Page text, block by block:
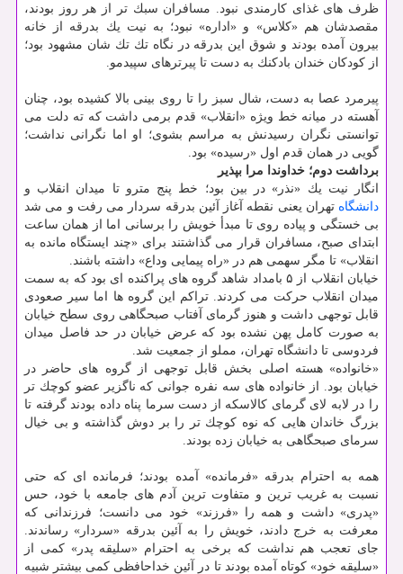
ظرف های غذای كارمندی نبود. مسافران سبك تر از هر روز بودند،
مقصدشان هم «كلاس» و «اداره» نبود؛ به نیت یك بدرقه از خانه
بیرون آمده بودند و شوق این بدرقه در نگاه تك تك شان مشهود بود؛
از كودكان خندان بادكنك به دست تا پیرترهای سپیدمو.
پیرمرد عصا به دست، شال سبز را تا روی بینی بالا كشیده بود، چنان
آهسته در میانه خط ویژه «انقلاب» قدم برمی داشت كه ته دلت می
توانستی نگران رسیدنش به مراسم بشوی؛ او اما نگرانی نداشت؛
گویی در همان قدم اول «رسیده» بود.
برداشت دوم؛ خداوندا مرا بپذیر
انگار نیت یك «نذر» در بین بود؛ خط پنج مترو تا میدان انقلاب و
دانشگاه تهران یعنی نقطه آغاز آئین بدرقه سردار می رفت و می شد
بی خستگی و پیاده روی تا مبدأ خویش را برسانی اما از همان ساعت
ابتدای صبح، مسافران قرار می گذاشتند برای «چند ایستگاه مانده به
انقلاب» تا مگر سهمی هم در «راه پیمایی وداع» داشته باشند.
خیابان انقلاب از ۵ بامداد شاهد گروه های پراكنده ای بود كه به سمت
میدان انقلاب حركت می كردند. تراكم این گروه ها اما سیر صعودی
قابل توجهی داشت و هنوز گرمای آفتاب صبحگاهی روی سطح خیابان
به صورت كامل پهن نشده بود كه عرض خیابان در حد فاصل میدان
فردوسی تا دانشگاه تهران، مملو از جمعیت شد.
«خانواده» هسته اصلی بخش قابل توجهی از گروه های حاضر در
خیابان بود. از خانواده های سه نفره جوانی كه ناگزیر عضو كوچك تر
را در لابه لای گرمای كالاسكه از دست سرما پناه داده بودند گرفته تا
بزرگ خاندان هایی كه نوه كوچك تر را بر دوش گذاشته و بی خیال
سرمای صبحگاهی به خیابان زده بودند.
همه به احترام بدرقه «فرمانده» آمده بودند؛ فرمانده ای كه حتی
نسبت به غریب ترین و متفاوت ترین آدم های جامعه با خود، حس
«پدری» داشت و همه را «فرزند» خود می دانست؛ فرزندانی كه
معرفت به خرج دادند، خویش را به آئین بدرقه «سردار» رساندند.
جای تعجب هم نداشت كه برخی به احترام «سلیقه پدر» كمی از
«سلیقه خود» كوتاه آمده بودند تا در آئین خداحافظی كمی بیشتر شبیه